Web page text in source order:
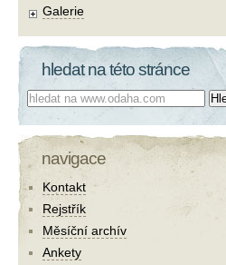
Galerie
hledat na této stránce
Co hledat:
navigace
Kontakt
Rejstřík
Měsíční archív
Ankety